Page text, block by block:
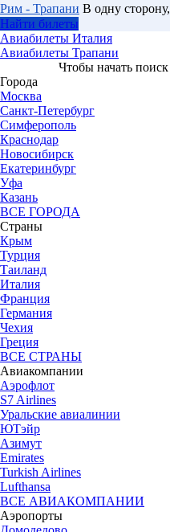
Рим - Трапани В одну
Найти билеты
Авиабилеты Италия
Авиабилеты Трапани
Чтобы начать
Города
Москва
Санкт-Петербург
Симферополь
Краснодар
Новосибирск
Екатеринбург
Уфа
Казань
ВСЕ ГОРОДА
Страны
Крым
Турция
Таиланд
Италия
Франция
Германия
Чехия
Греция
ВСЕ СТРАНЫ
Авиакомпании
Аэрофлот
S7 Airlines
Уральские авиалинии
ЮТэйр
Азимут
Emirates
Turkish Airlines
Lufthansa
ВСЕ АВИАКОМПАНИИ
Аэропорты